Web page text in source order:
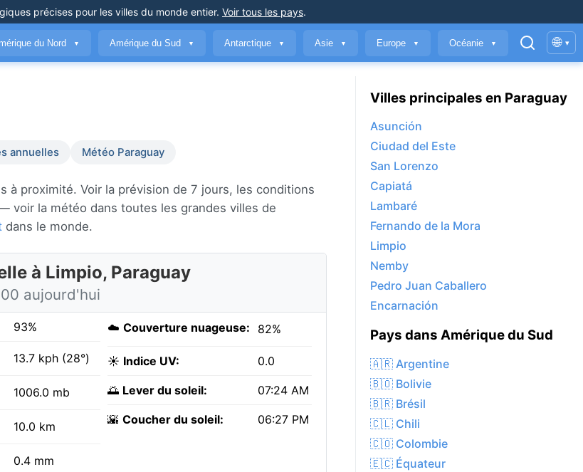
précises pour les villes du monde entier. Voir tous les pays.
du Nord ▼ Amérique du Sud ▼ Antarctique ▼ Asie ▼ Europe ▼ Océanie ▼ 🌐 ▾
annuelles Météo Paraguay
à proximité. Voir la prévision de 7 jours, les conditions
voir la météo dans toutes les grandes villes de
dans le monde.
à Limpio, Paraguay
aujourd'hui
93%
13.7 kph (28°)
1006.0 mb
10.0 km
0.4 mm
☁️ Couverture nuageuse: 82%
☀️ Indice UV: 0.0
🌅 Lever du soleil: 07:24 AM
🌇 Coucher du soleil: 06:27 PM
Villes principales en Paraguay
Asunción
Ciudad del Este
San Lorenzo
Capiatá
Lambaré
Fernando de la Mora
Limpio
Nemby
Pedro Juan Caballero
Encarnación
Pays dans Amérique du Sud
🇦🇷 Argentine
🇧🇴 Bolivie
🇧🇷 Brésil
🇨🇱 Chili
🇨🇴 Colombie
🇪🇨 Équateur